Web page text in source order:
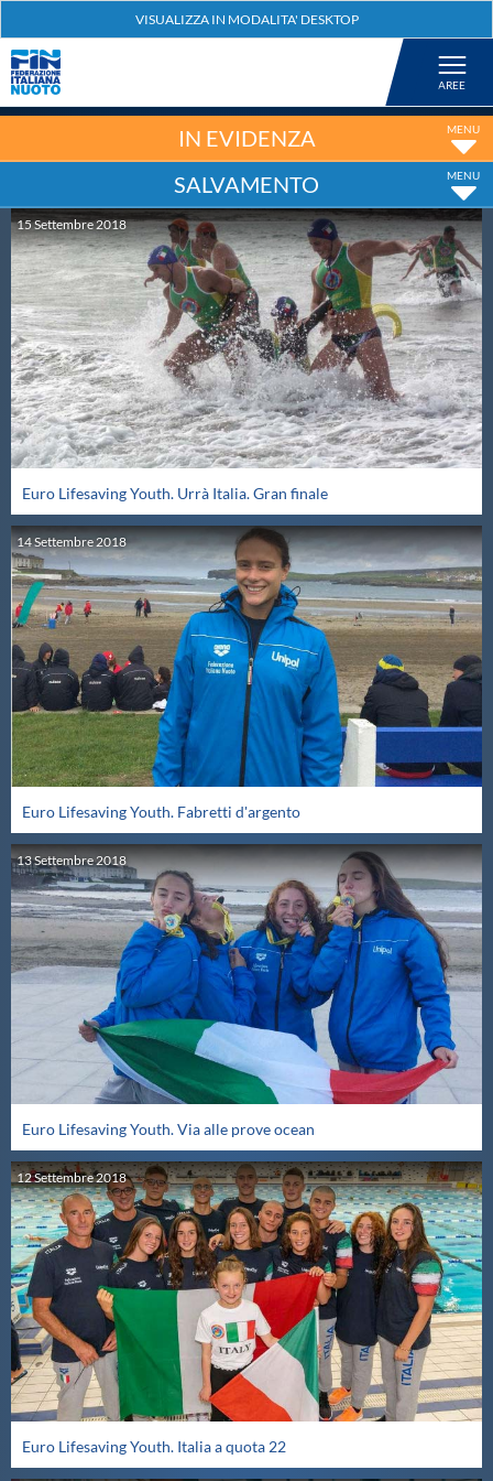
Nuoto
Tuffi
Artistico
Fondo
Salvamento
Master
Formazione
GUG
Scuole Nuoto
Propaganda
Centri Federali
Area Legislativa
Protezione Civile
Qualità
Sostenibilità
Privacy
Cookie Policy
Archivio News
Flash News
IN EVIDENZA
SALVAMENTO
15Settembre2018
Euro Lifesaving Youth. Urrà Italia. Gran finale
14Settembre2018
Euro Lifesaving Youth. Fabretti d'argento
13Settembre2018
Euro Lifesaving Youth. Via alle prove ocean
12Settembre2018
Euro Lifesaving Youth. Italia a quota 22